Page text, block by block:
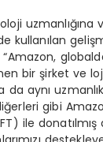
uzmanlığına
kullanılan
bir şirket ve
da aynı
gibi
ile donatılmış